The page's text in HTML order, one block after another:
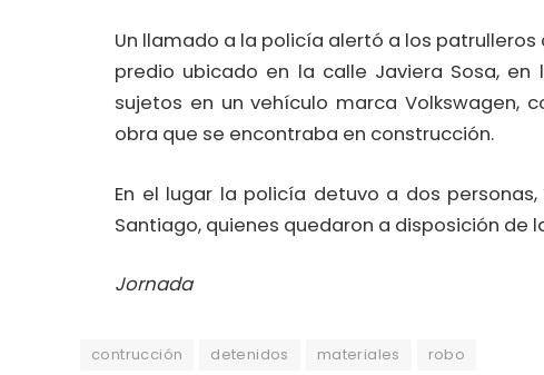
Un llamado a la policía alertó a los
predio ubicado en la calle Javiera Sosa,
sujetos en un vehículo marca Volkswagen,
obra que se encontraba en construcción.
En el lugar la policía detuvo a dos
Santiago, quienes quedaron a disposición de
Jornada
contrucción detenidos materiales robo